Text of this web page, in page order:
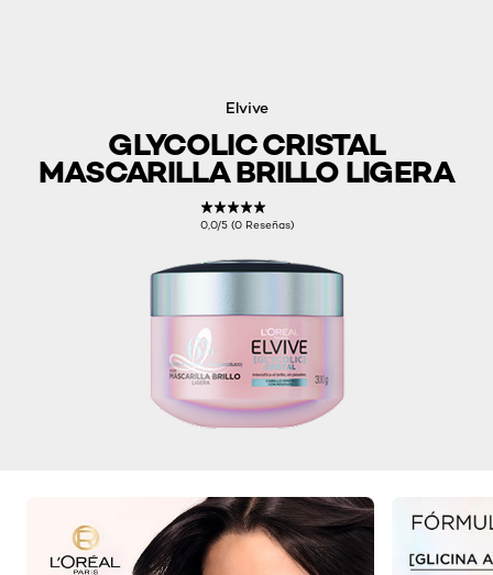
Elvive
GLYCOLIC CRISTAL
MASCARILLA BRILLO LIGERA
0,0/5 (0 Reseñas)